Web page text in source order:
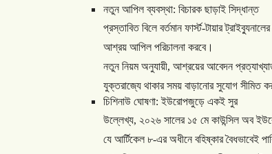
নতুন আপিল ব্যবস্থা: বিচারক ছাড়াই সিদ্ধান্ত
প্রস্তাবিত বিলে বর্তমান ফার্স্ট-টায়ার ট্রাইব্যুনালের
আশ্রয় আপিল পরিচালনা করবে।
নতুন নিয়ম অনুযায়ী, আশ্রয়ের আবেদন
যুক্তরাজ্যে থাকার সময় বাড়ানোর সুযোগ সীমিত
চিশিনাউ ঘোষণা:ইউরোপজুড়ে একই সুর
উল্লেখ্য, ২০২৬ সালের ১৫ মে কাউন্সিল অব
যে আর্টিকেল ৮-এর অধীনে বহিষ্কার বৈধভাবেই